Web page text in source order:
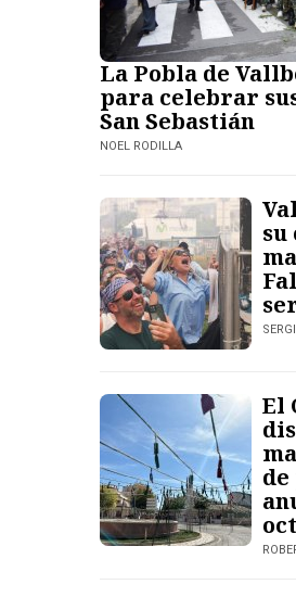
La Pobla de
para celebrar
San Sebastián
NOEL RODILLA
su
El